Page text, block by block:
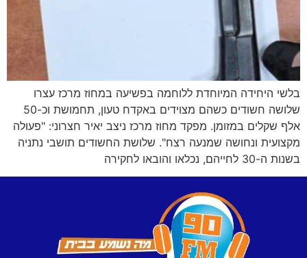
בלשי היחידה המיוחדת ללוחמה בפשיעה במחוז מרכז עצרו
שלושה חשודים כשהם מצוידים באקדח טעון, תחמושת וכ-50
אלף שקלים במזומן. מפקד מחוז מרכז ניצב יאיר חצרוני: "פעולה
מקצועית ונחושה שמנעה רצח". שלושת החשודים תושבי נתניה
בשנות ה-30 לחייהם, נכלאו והובאו לחקירה